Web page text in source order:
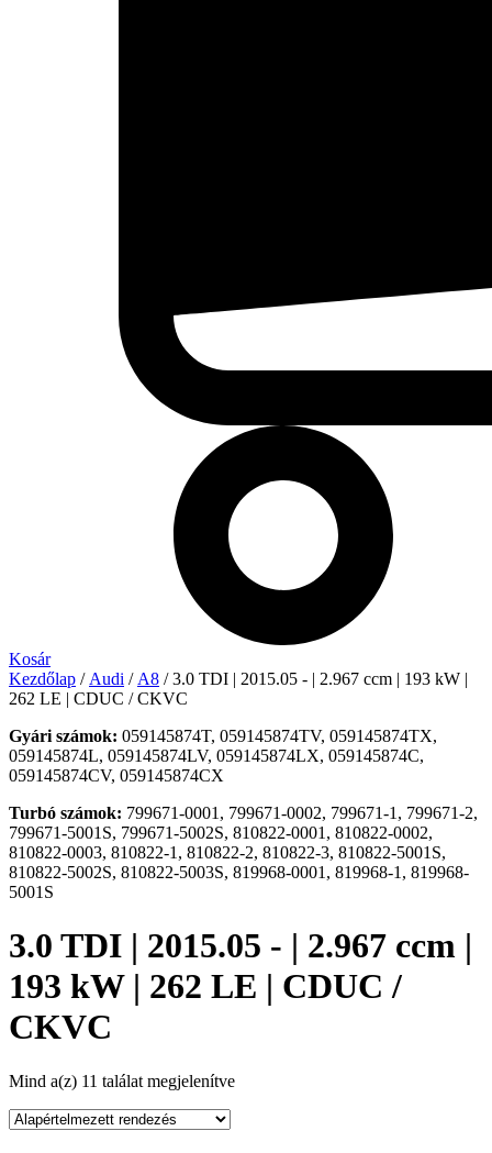
Kosár
Kezdőlap / Audi / A8 / 3.0 TDI | 2015.05 - | 2.967 ccm | 193 kW |
262 LE | CDUC / CKVC
Gyári számok: 059145874T, 059145874TV, 059145874TX,
059145874L, 059145874LV, 059145874LX, 059145874C,
059145874CV, 059145874CX
Turbó számok: 799671-0001, 799671-0002, 799671-1, 799671-2,
799671-5001S, 799671-5002S, 810822-0001, 810822-0002,
810822-0003, 810822-1, 810822-2, 810822-3, 810822-5001S,
810822-5002S, 810822-5003S, 819968-0001, 819968-1, 819968-
5001S
3.0 TDI | 2015.05 - | 2.967 ccm |
193 kW | 262 LE | CDUC /
CKVC
Mind a(z) 11 találat megjelenítve